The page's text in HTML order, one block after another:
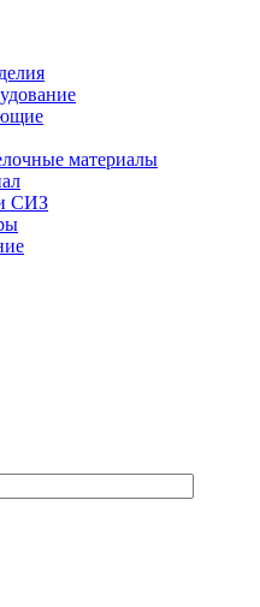
материалы
СИЗ